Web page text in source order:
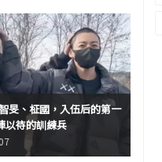
旻、柾國，入伍后的第一
以待的訓練兵